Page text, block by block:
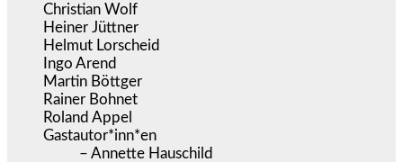
Christian Wolf
Heiner Jüttner
Helmut Lorscheid
Ingo Arend
Martin Böttger
Rainer Bohnet
Roland Appel
Gastautor*inn*en
– Annette Hauschild